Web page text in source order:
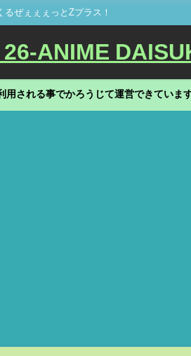
ぜぇぇぇっとZプラス！
ANIME
される事でかろうじて運営できていま